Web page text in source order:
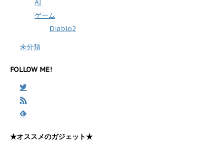
AI
ゲーム
Diablo2
未分類
FOLLOW ME!
★オススメのガジェット★